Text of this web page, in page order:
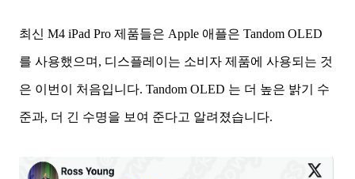
최신 M4 iPad Pro 제품들은 Apple 애플은 Tandom OLED
를 사용했으며, 디스플레이는 소비자 제품에 사용되는 것
은 이번이 처음입니다. Tandom OLED 는 더 높은 밝기 수
준과, 더 긴 수명을 보여 준다고 알려졌습니다.